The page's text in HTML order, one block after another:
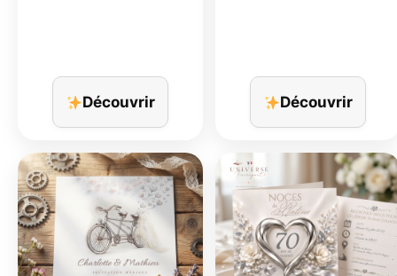
Découvrir Découvrir